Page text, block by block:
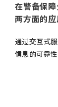
在警备保
两方面的
通过交互式
信息的可靠